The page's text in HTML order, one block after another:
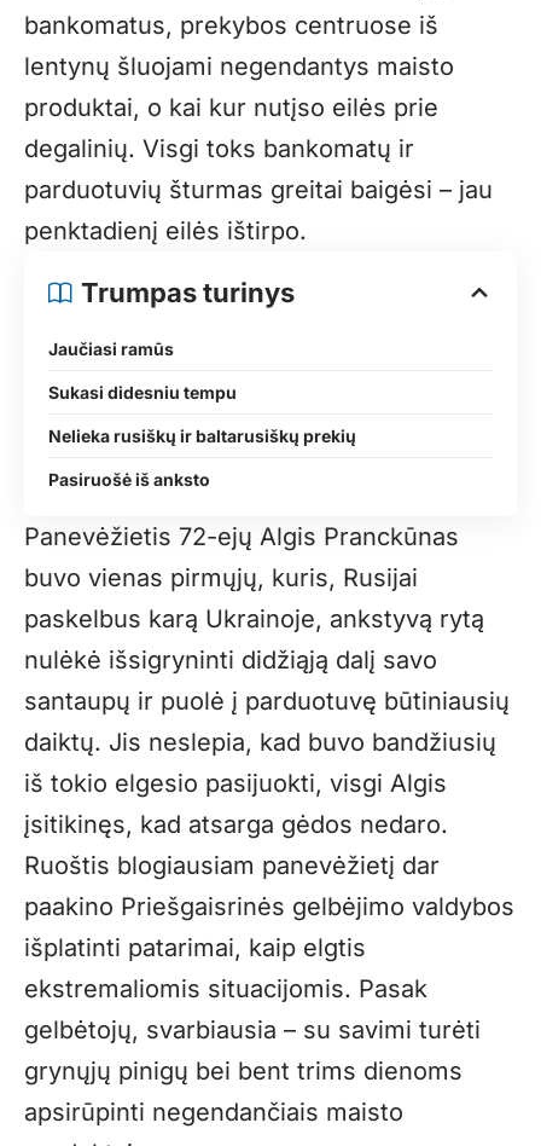
bankomatus, prekybos centruose iš
lentynų šluojami negendantys maisto
produktai, o kai kur nutįso eilės prie
degalinių. Visgi toks bankomatų ir
parduotuvių šturmas greitai baigėsi – jau
penktadienį eilės ištirpo.
Trumpas turinys
Jaučiasi ramūs
Sukasi didesniu tempu
Nelieka rusiškų ir baltarusiškų prekių
Pasiruošė iš anksto
Panevėžietis 72-ejų Algis Pranckūnas
buvo vienas pirmųjų, kuris, Rusijai
paskelbus karą Ukrainoje, ankstyvą rytą
nulėkė išsigryninti didžiąją dalį savo
santaupų ir puolė į parduotuvę būtiniausių
daiktų. Jis neslepia, kad buvo bandžiusių
iš tokio elgesio pasijuokti, visgi Algis
įsitikinęs, kad atsarga gėdos nedaro.
Ruoštis blogiausiam panevėžietį dar
paakino Priešgaisrinės gelbėjimo valdybos
išplatinti patarimai, kaip elgtis
ekstremaliomis situacijomis. Pasak
gelbėtojų, svarbiausia – su savimi turėti
grynųjų pinigų bei bent trims dienoms
apsirūpinti negendančiais maisto